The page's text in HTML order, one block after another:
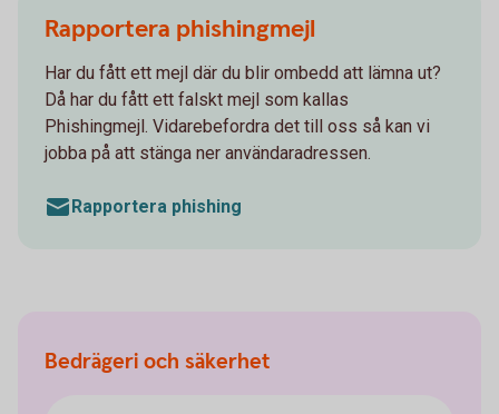
Rapportera phishingmejl
Har du fått ett mejl där du blir ombedd att lämna ut?
Då har du fått ett falskt mejl som kallas
Phishingmejl. Vidarebefordra det till oss så kan vi
jobba på att stänga ner användaradressen.
Rapportera phishing
Bedrägeri och säkerhet